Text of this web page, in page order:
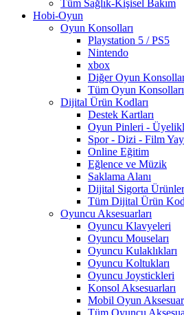
Tüm Sağlık-Kişisel Bakım
Hobi-Oyun
Oyun Konsolları
Playstation 5 / PS5
Nintendo
xbox
Diğer Oyun
Tüm Oyun Konsolları
Dijital Ürün Kodları
Destek Kartları
Oyun Pinleri -
Spor - Dizi - Film
Online Eğitim
Eğlence ve Müzik
Saklama Alanı
Dijital Sigorta
Tüm Dijital Ürün
Oyuncu Aksesuarları
Oyuncu Klavyeleri
Oyuncu Mouseları
Oyuncu Kulaklıkları
Oyuncu Koltukları
Oyuncu Joystickleri
Konsol Aksesuarları
Mobil Oyun
Tüm Oyuncu